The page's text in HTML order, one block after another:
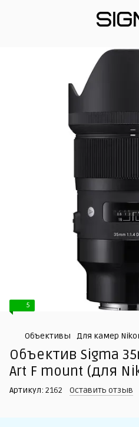
5
Объективы Для камер
Объектив Sigma
Art F mount (для
Артикул: 2162 Оставить отзыв